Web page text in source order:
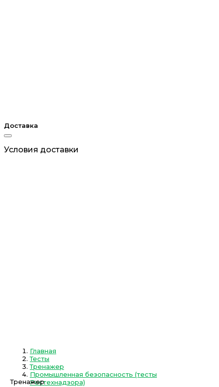
Доставка
Условия доставки
Главная
Тесты
Тренажер
Промышленная безопасность (тесты
Ростехнадзора)
Тренажер